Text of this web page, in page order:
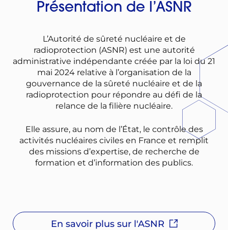
Présentation de l’ASNR
L’Autorité de sûreté nucléaire et de
radioprotection (ASNR) est une autorité
administrative indépendante créée par la loi du 21
mai 2024 relative à l’organisation de la
gouvernance de la sûreté nucléaire et de la
radioprotection pour répondre au défi de la
relance de la filière nucléaire.
Elle assure, au nom de l’État, le contrôle des
activités nucléaires civiles en France et remplit
des missions d’expertise, de recherche de
formation et d’information des publics.
En savoir plus sur l'ASNR